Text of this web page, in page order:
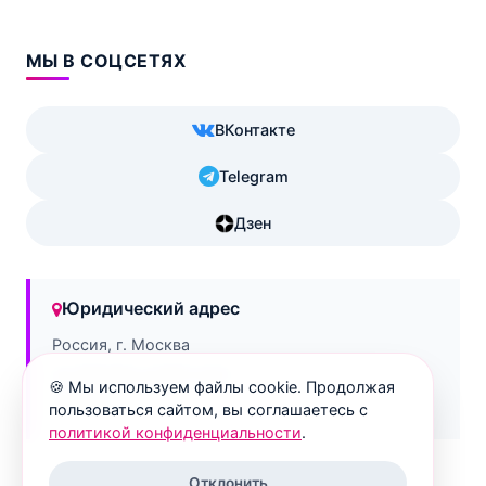
МЫ В СОЦСЕТЯХ
ВКонтакте
Telegram
Дзен
Юридический адрес
Россия, г. Москва
129090
🍪 Мы используем файлы cookie. Продолжая
пользоваться сайтом, вы соглашаетесь с
политикой конфиденциальности.